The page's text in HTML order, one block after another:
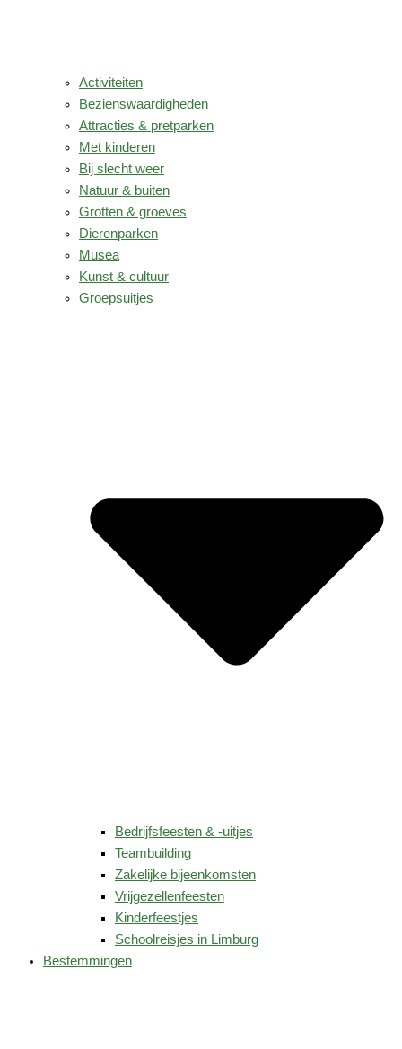
Activiteiten
Bezienswaardigheden
Attracties & pretparken
Met kinderen
Bij slecht weer
Natuur & buiten
Grotten & groeves
Dierenparken
Musea
Kunst & cultuur
Groepsuitjes
Bedrijfsfeesten & -uitjes
Teambuilding
Zakelijke bijeenkomsten
Vrijgezellenfeesten
Kinderfeestjes
Schoolreisjes in Limburg
Bestemmingen